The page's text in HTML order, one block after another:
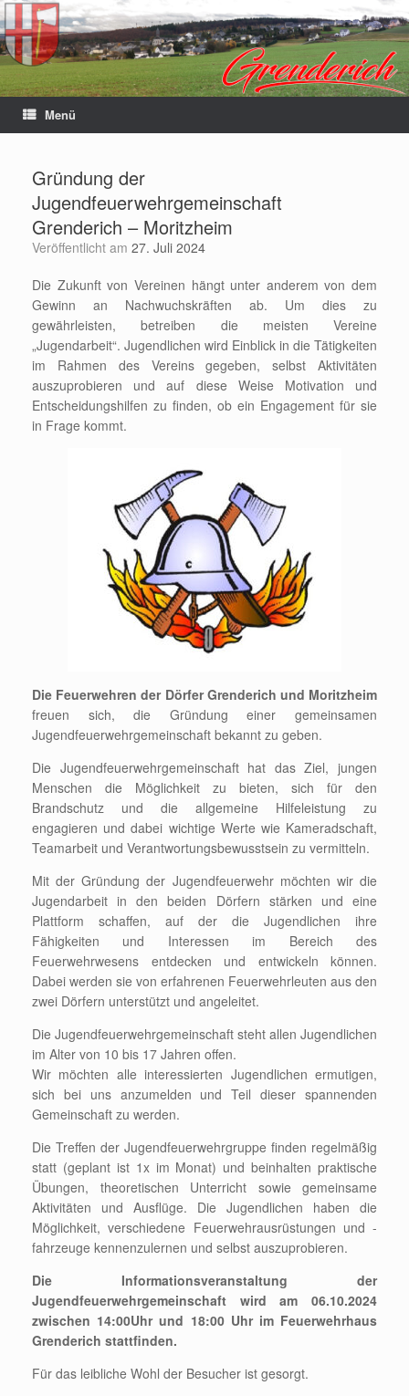
Menü
Gründung der
Jugendfeuerwehrgemeinschaft
Grenderich – Moritzheim
Veröffentlicht am 27. Juli 2024
Die Zukunft von Vereinen hängt unter anderem von dem
Gewinn an Nachwuchskräften ab. Um dies zu
gewährleisten, betreiben die meisten Vereine
„Jugendarbeit“. Jugendlichen wird Einblick in die Tätigkeiten
im Rahmen des Vereins gegeben, selbst Aktivitäten
auszuprobieren und auf diese Weise Motivation und
Entscheidungshilfen zu finden, ob ein Engagement für sie
in Frage kommt.
Die Feuerwehren der Dörfer Grenderich und Moritzheim
freuen sich, die Gründung einer gemeinsamen
Jugendfeuerwehrgemeinschaft bekannt zu geben.
Die Jugendfeuerwehrgemeinschaft hat das Ziel, jungen
Menschen die Möglichkeit zu bieten, sich für den
Brandschutz und die allgemeine Hilfeleistung zu
engagieren und dabei wichtige Werte wie Kameradschaft,
Teamarbeit und Verantwortungsbewusstsein zu vermitteln.
Mit der Gründung der Jugendfeuerwehr möchten wir die
Jugendarbeit in den beiden Dörfern stärken und eine
Plattform schaffen, auf der die Jugendlichen ihre
Fähigkeiten und Interessen im Bereich des
Feuerwehrwesens entdecken und entwickeln können.
Dabei werden sie von erfahrenen Feuerwehrleuten aus den
zwei Dörfern unterstützt und angeleitet.
Die Jugendfeuerwehrgemeinschaft steht allen Jugendlichen
im Alter von 10 bis 17 Jahren offen.
Wir möchten alle interessierten Jugendlichen ermutigen,
sich bei uns anzumelden und Teil dieser spannenden
Gemeinschaft zu werden.
Die Treffen der Jugendfeuerwehrgruppe finden regelmäßig
statt (geplant ist 1x im Monat) und beinhalten praktische
Übungen, theoretischen Unterricht sowie gemeinsame
Aktivitäten und Ausflüge. Die Jugendlichen haben die
Möglichkeit, verschiedene Feuerwehrausrüstungen und -
fahrzeuge kennenzulernen und selbst auszuprobieren.
Die Informationsveranstaltung der
Jugendfeuerwehrgemeinschaft wird am 06.10.2024
zwischen 14:00Uhr und 18:00 Uhr im Feuerwehrhaus
Grenderich stattfinden.
Für das leibliche Wohl der Besucher ist gesorgt.